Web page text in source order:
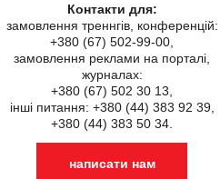
Контакти для:
замовлення треннгів, конференцій:
+380 (67) 502-99-00,
замовлення реклами на порталі,
журналах:
+380 (67) 502 30 13,
інші питання: +380 (44) 383 92 39,
+380 (44) 383 50 34.
написати нам